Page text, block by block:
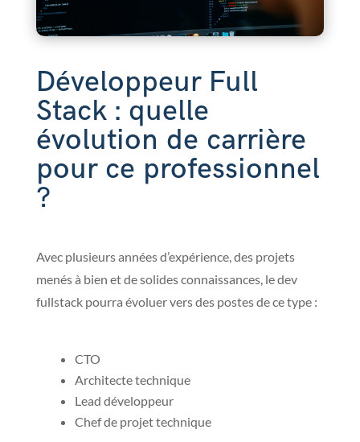
Développeur Full
Stack : quelle
évolution de carrière
pour ce professionnel
?
Avec plusieurs années d’expérience, des projets
menés à bien et de solides connaissances, le dev
fullstack pourra évoluer vers des postes de ce type :
CTO
Architecte technique
Lead développeur
Chef de projet technique